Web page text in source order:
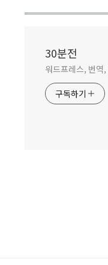
30분전
워드프레스, 번역
구독하기